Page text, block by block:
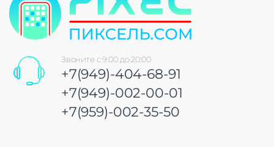
Звоните с 9:00 до 20:00
+7(949)-404-68-91
+7(949)-002-00-01
+7(959)-002-35-50